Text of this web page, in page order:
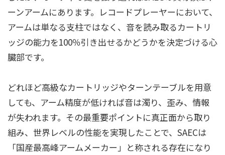
ーンアームにあります。レコードプレーヤーにおいて、
アームは単なる支柱ではなく、音を読み取るカートリ
ッジの能力を100％引き出せるかどうかを決定づける心
臓部です。
どれほど高級なカートリッジやターンテーブルを用意
しても、アーム精度が低ければ音は濁り、歪み、情報
が失われます。その最重要ポイントに真正面から取り
組み、世界レベルの性能を実現したことで、SAECは
「国産最高峰アームメーカー」と称される存在になり